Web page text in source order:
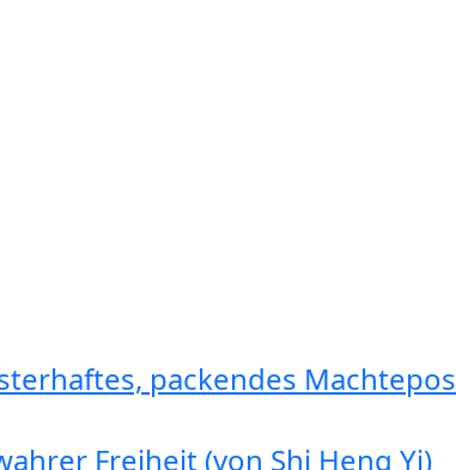
packendes Machtepos
Freiheit (von Shi Heng Yi)